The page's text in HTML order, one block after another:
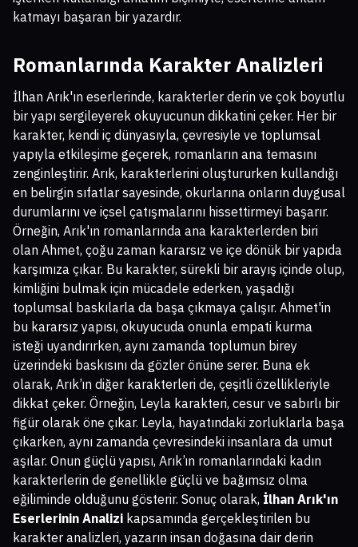
katmayı başaran bir yazardır.
Romanlarında Karakter Analizleri
İlhan Arık'ın eserlerinde, karakterler derin ve çok boyutlu
bir yapı sergileyerek okuyucunun dikkatini çeker. Her bir
karakter, kendi iç dünyasıyla, çevresiyle ve toplumsal
yapıyla etkileşime geçerek, romanların ana temasını
zenginleştirir. Arık, karakterlerini oluştururken kullandığı
en belirgin sıfatlar sayesinde, okurlarına onların duygusal
durumlarını ve içsel çatışmalarını hissettirmeyi başarır.
Örneğin, Arık'ın romanlarında ana karakterlerden biri
olan Ahmet, çoğu zaman kararsız ve içe dönük bir yapıda
karşımıza çıkar. Bu karakter, sürekli bir arayış içinde olup,
kimliğini bulmak için mücadele ederken, yaşadığı
toplumsal baskılarla da başa çıkmaya çalışır. Ahmet'in
bu kararsız yapısı, okuyucuda onunla empati kurma
isteği uyandırırken, aynı zamanda toplumun birey
üzerindeki baskısını da gözler önüne serer. Buna ek
olarak, Arık’ın diğer karakterleri de, çeşitli özellikleriyle
dikkat çeker. Örneğin, Leyla karakteri, cesur ve sabırlı bir
figür olarak öne çıkar. Leyla, hayatındaki zorluklarla başa
çıkarken, aynı zamanda çevresindeki insanlara da umut
aşılar. Onun güçlü yapısı, Arık’ın romanlarındaki kadın
karakterlerin de genellikle güçlü ve bağımsız olma
eğiliminde olduğunu gösterir. Sonuç olarak, İlhan Arık'ın
Eserlerinin Analizi kapsamında gerçekleştirilen bu
karakter analizleri, yazarın insan doğasına dair derin